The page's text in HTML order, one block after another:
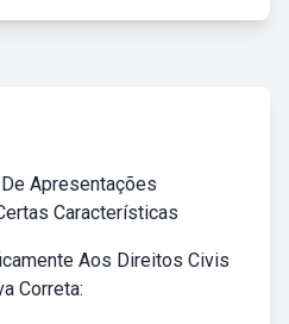
Apresentações
Características
Aos Direitos Civis
Correta: